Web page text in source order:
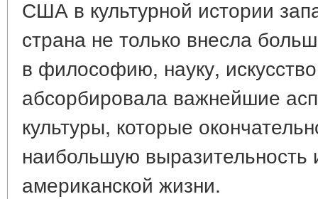
США в культурной истории
страна не только внесла
в философию, науку,
абсорбировала важнейшие
культуры, которые
наибольшую выразительность
американской жизни.